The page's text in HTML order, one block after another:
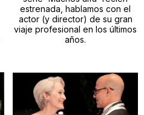
estrenada, hablamos con el
actor (y director) de su gran
viaje profesional en los últimos
años.